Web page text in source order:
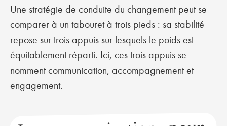
Une stratégie de conduite du changement peut se
comparer à un tabouret à trois pieds : sa stabilité
repose sur trois appuis sur lesquels le poids est
équitablement réparti. Ici, ces trois appuis se
nomment communication, accompagnement et
engagement.